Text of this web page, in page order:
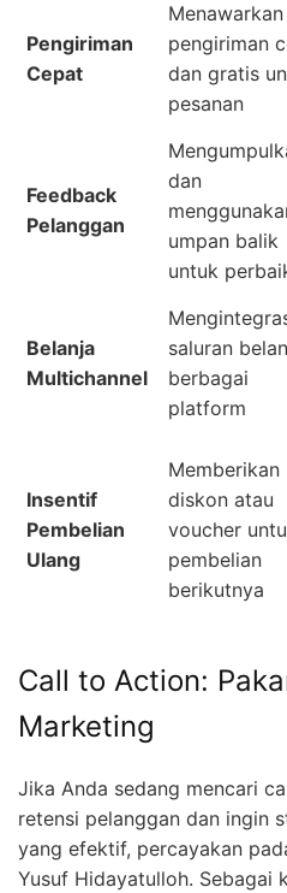
Pengiriman
Cepat
Menawarkan
pengiriman
dan gratis
pesanan
Feedback
Pelanggan
dan
umpan balik
untuk
Belanja
Multichannel
saluran
berbagai
platform
Insentif
Pembelian
Ulang
Memberikan
diskon atau
voucher
pembelian
berikutnya
Call to Action:
Marketing
Jika Anda sedang mencari
retensi pelanggan dan ingin
yang efektif, percayakan
Yusuf Hidayatulloh. Sebagai